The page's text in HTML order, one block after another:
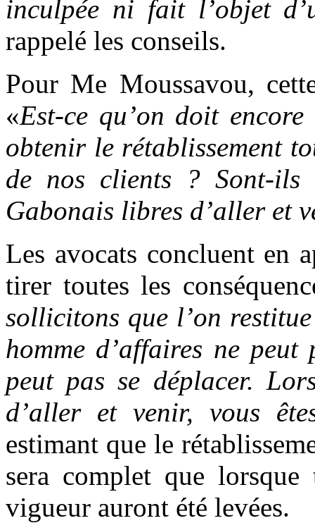
inculpée ni fait l’objet
rappelé les conseils.
Pour Me Moussavou,
«Est-ce qu’on doit
obtenir le rétablissement
de nos clients ? Sont-ils
Gabonais libres d’aller et
Les avocats concluent en
tirer toutes les
sollicitons que l’on
homme d’affaires ne
peut pas se déplacer.
d’aller et venir, vous
estimant que le
sera complet que
vigueur auront été levées.